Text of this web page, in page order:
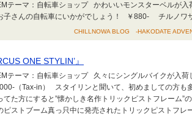
テーマ：自転車ショップ かわいいモンスターベルが入
子さんの自転車にいかがでしょう！ ￥880- チルノワ
CHILLNOWA BLOG -HAKODATE
ONE STYLIN’』
テーマ：自転車ショップ 久々にシングルバイクが入
（Tax-in） スタイリンと聞いて、初めましての方も
てた方にすると”懐かしき名作トリックピストフレー
ピストブーム真っ只中に発売されたトリックピストフレ